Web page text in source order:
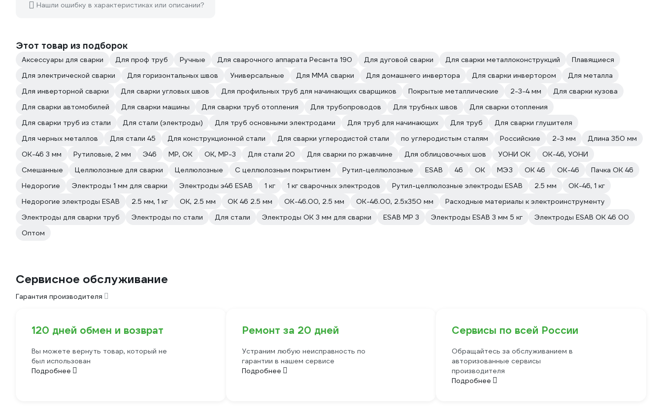
Нашли ошибку в характеристиках или описании?
Этот товар из подборок
Аксессуары для сварки Для проф труб Ручные Для сварочного аппарата Ресанта 190 Для дуговой сварки Для сварки металлоконструкций
Плавящиеся
Для электрической сварки
Для горизонтальных швов Универсальные Для ММА сварки Для домашнего инвертора Для сварки инвертором
Для металла
Для инверторной сварки
Для сварки угловых швов Для профильных труб для начинающих сварщиков Покрытые металлические 2-3-4 мм
Для сварки кузова
Для сварки автомобилей
Для сварки машины Для сварки труб отопления Для трубопроводов Для трубных швов
Для сварки отопления
Для сварки труб из стали
Для стали (электроды) Для труб основными электродами Для труб для начинающих Для труб
Для сварки глушителя
Для черных металлов
Для стали 45 Для конструкционной стали Для сварки углеродистой стали по углеродистым сталям Российские 2-3 мм
Длина 350 мм
ОК-46 3 мм
Рутиловые, 2 мм Э46 МР, ОК ОК, МР-3 Для стали 20 Для сварки по ржавчине Для облицовочных шов УОНИ ОК
ОК-46, УОНИ
Смешанные
Целлюлозные для сварки Целлюлозные С целлюлозным покрытием Рутил-целлюлозные ESAB 46 ОК МЭЗ ОК 46 ОК-46
Пачка ОК 46
Недорогие
Электроды 1 мм для сварки Электроды э46 ESAB 1 кг 1 кг сварочных электродов Рутил-целлюлозные электроды ESAB 2.5 мм
ОК-46, 1 кг
Недорогие электроды ESAB
2.5 мм, 1 кг ОК, 2.5 мм ОК 46 2.5 мм OK-46.00, 2.5 мм OK-46.00, 2.5х350 мм
Расходные материалы к электроинструменту
Электроды для сварки труб
Электроды по стали Для стали Электроды ОК 3 мм для сварки ESAB МР 3 Электроды ESAB 3 мм 5 кг
Электроды ESAB OK 46 00
Оптом
Сервисное обслуживание
Гарантия производителя
120 дней обмен и возврат
Вы можете вернуть товар, который не
был использован
Подробнее
Ремонт за 20 дней
Устраним любую неисправность по
гарантии в нашем сервисе
Подробнее
Сервисы по всей России
Обращайтесь за обслуживанием в
авторизованные сервисы
производителя
Подробнее